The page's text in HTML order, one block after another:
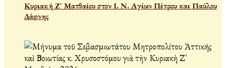
Κυριακή Ζ' Ματθαίου στον Ι. Ν. Αγίων Πέτρου και Παύλου
Δάφνης